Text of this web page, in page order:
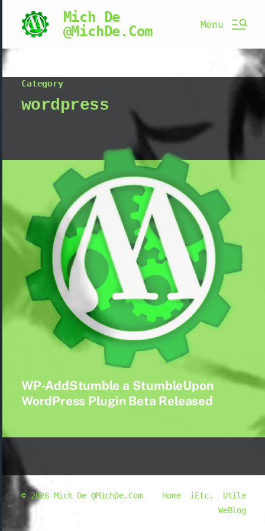
Mich De
@MichDe.Com
Menu
Category
wordpress
WP-AddStumble a StumbleUpon
WordPress Plugin Beta Released
© 2026Mich De @MichDe.Com Home iEtc.
Utile
WeBlog